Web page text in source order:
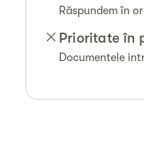
Răspundem în
Prioritate în
Documentele